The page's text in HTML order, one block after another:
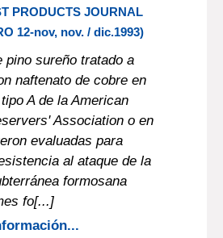
PRODUCTS JOURNAL
12-nov, nov. / dic.1993)
pino sureño tratado a
naftenato de cobre en
A de la American
Association o en
evaluadas para
al ataque de la
formosana
fo[...]